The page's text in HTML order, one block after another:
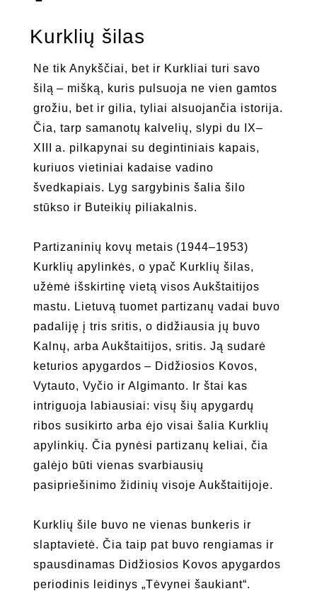
Kurklių šilas
Ne tik Anykščiai, bet ir Kurkliai turi savo
šilą – mišką, kuris pulsuoja ne vien gamtos
grožiu, bet ir gilia, tyliai alsuojančia istorija.
Čia, tarp samanotų kalvelių, slypi du IX–
XIII a. pilkapynai su degintiniais kapais,
kuriuos vietiniai kadaise vadino
švedkapiais. Lyg sargybinis šalia šilo
stūkso ir Buteikių piliakalnis.
Partizaninių kovų metais (1944–1953)
Kurklių apylinkės, o ypač Kurklių šilas,
užėmė išskirtinę vietą visos Aukštaitijos
mastu. Lietuvą tuomet partizanų vadai buvo
padaliję į tris sritis, o didžiausia jų buvo
Kalnų, arba Aukštaitijos, sritis. Ją sudarė
keturios apygardos – Didžiosios Kovos,
Vytauto, Vyčio ir Algimanto. Ir štai kas
intriguoja labiausiai: visų šių apygardų
ribos susikirto arba ėjo visai šalia Kurklių
apylinkių. Čia pynėsi partizanų keliai, čia
galėjo būti vienas svarbiausių
pasipriešinimo židinių visoje Aukštaitijoje.
Kurklių šile buvo ne vienas bunkeris ir
slaptavietė. Čia taip pat buvo rengiamas ir
spausdinamas Didžiosios Kovos apygardos
periodinis leidinys „Tėvynei šaukiant“.